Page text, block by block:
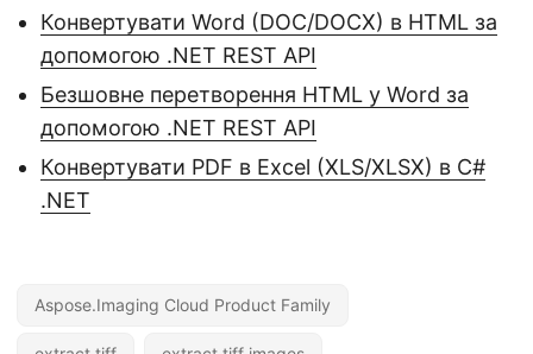
Конвертувати Word (DOC/DOCX) в HTML за
допомогою .NET REST API
Безшовне перетворення HTML у Word за
допомогою .NET REST API
Конвертувати PDF в Excel (XLS/XLSX) в C#
.NET
Aspose.Imaging Cloud Product Family